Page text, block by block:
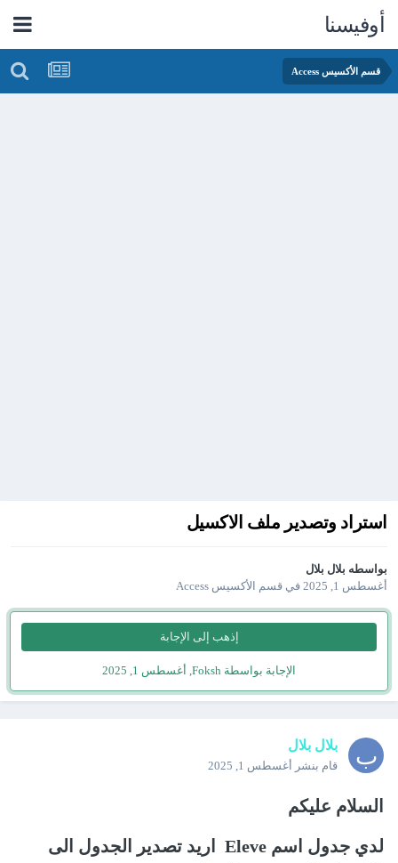
أوفيسنا
قسم الأكسيس Access
استراد وتصدير ملف الاكسيل
بواسطه بلال بلال
أغسطس 1, 2025
في قسم الأكسيس Access
إذهب إلى الإجابة
الإجابة بواسطة Foksh, أغسطس 1, 2025
بلال بلال
قام بنشر أغسطس 1, 2025
السلام عليكم
لدي جدول اسم Eleve اريد تصدير الجدول الى